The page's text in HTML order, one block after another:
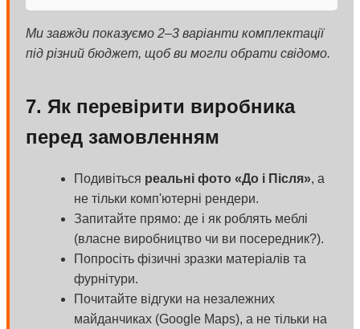
Ми завжди показуємо 2–3 варіанти комплектації
під різний бюджет, щоб ви могли обрати свідомо.
7. Як перевірити виробника
перед замовленням
Подивіться реальні фото «До і Після», а
не тільки комп'ютерні рендери.
Запитайте прямо: де і як роблять меблі
(власне виробництво чи ви посередник?).
Попросіть фізичні зразки матеріалів та
фурнітури.
Почитайте відгуки на незалежних
майданчиках (Google Maps), а не тільки на